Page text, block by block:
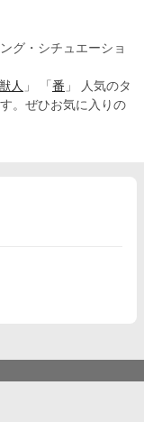
グ・シチュエーショ
人 」 「 番 」 人気のタ
。ぜひお気に入りの